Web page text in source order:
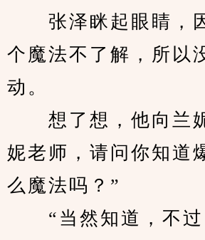
张泽眯起眼睛，
个魔法不了解，所以
动。
想了想，他向兰
妮老师，请问你知道
么魔法吗？”
“当然知道，不过